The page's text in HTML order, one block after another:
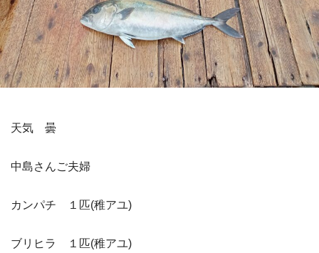
天気 曇
中島さんご夫婦
カンパチ １匹(稚アユ)
ブリヒラ １匹(稚アユ)